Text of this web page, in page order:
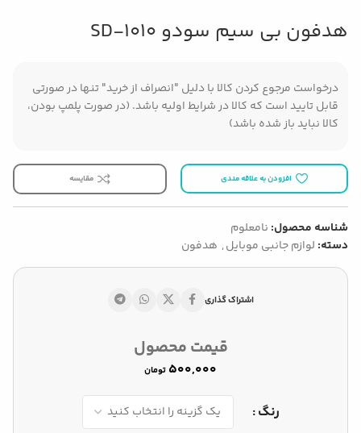
هدفون بی سیم سودو SD-1010
درخواست مرجوع کردن کالا با دلیل "انصراف از خرید" تنها در صورتی
قابل تایید است که کالا در شرایط اولیه باشد. (در صورت پلمپ بودن،
کالا نباید باز شده باشد)
افزودن به علاقه مندی مقایسه
شناسه محصول: نامعلوم
دسته: لوازم جانبی موبایل, هدفون
اشتراک گذاری
قیمت محصول
تومان
رنگ